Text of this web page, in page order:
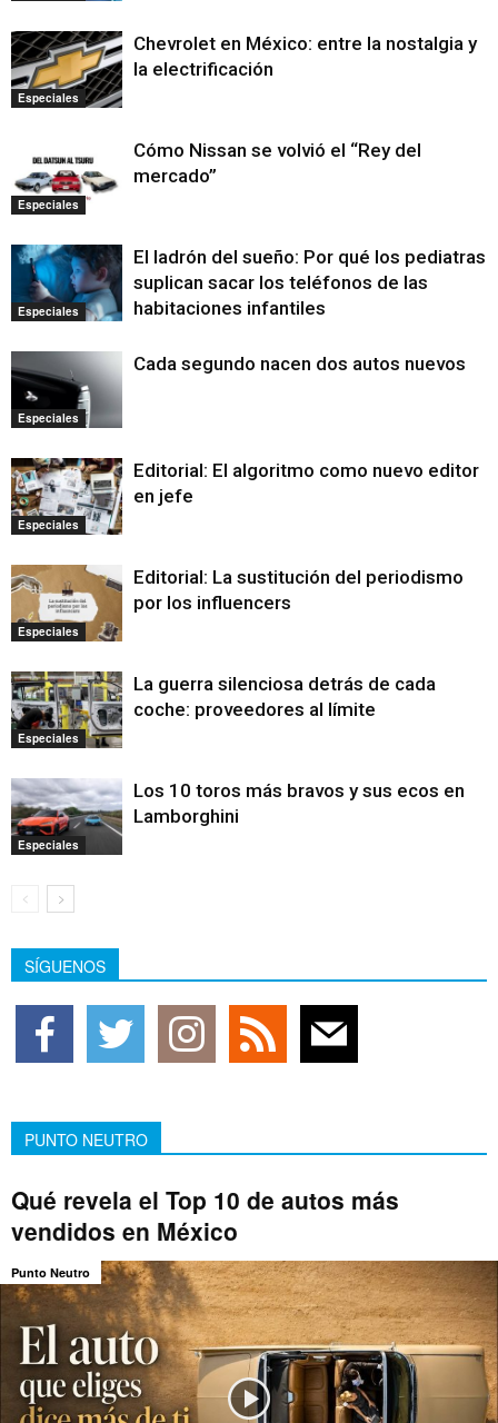
Especiales
Chevrolet en México: entre la nostalgia y
la electrificación
Especiales
Cómo Nissan se volvió el “Rey del
mercado”
Especiales
El ladrón del sueño: Por qué los pediatras
suplican sacar los teléfonos de las
habitaciones infantiles
Especiales
Cada segundo nacen dos autos nuevos
Especiales
Editorial: El algoritmo como nuevo editor
en jefe
Especiales
Editorial: La sustitución del periodismo
por los influencers
Especiales
La guerra silenciosa detrás de cada
coche: proveedores al límite
Especiales
Los 10 toros más bravos y sus ecos en
Lamborghini
SÍGUENOS
PUNTO NEUTRO
Qué revela el Top 10 de autos más
vendidos en México
Punto Neutro